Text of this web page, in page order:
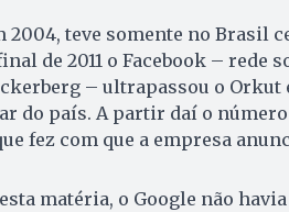
2004, teve somente no Brasil
de 2011 o Facebook – rede
– ultrapassou o Orkut
do país. A partir daí o
fez com que a empresa
matéria, o Google não